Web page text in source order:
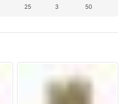
25 3 50